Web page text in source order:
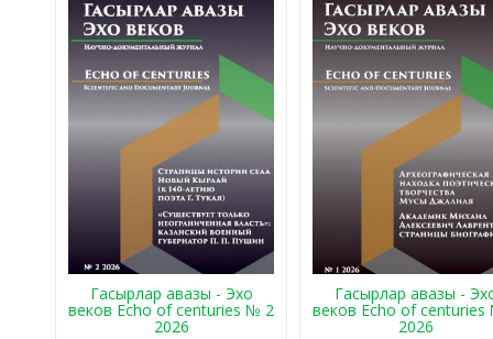
Гасырлар авазы - Эхо
веков Echo of centuries № 2
2026
Гасырлар авазы -
веков Echo of
2026